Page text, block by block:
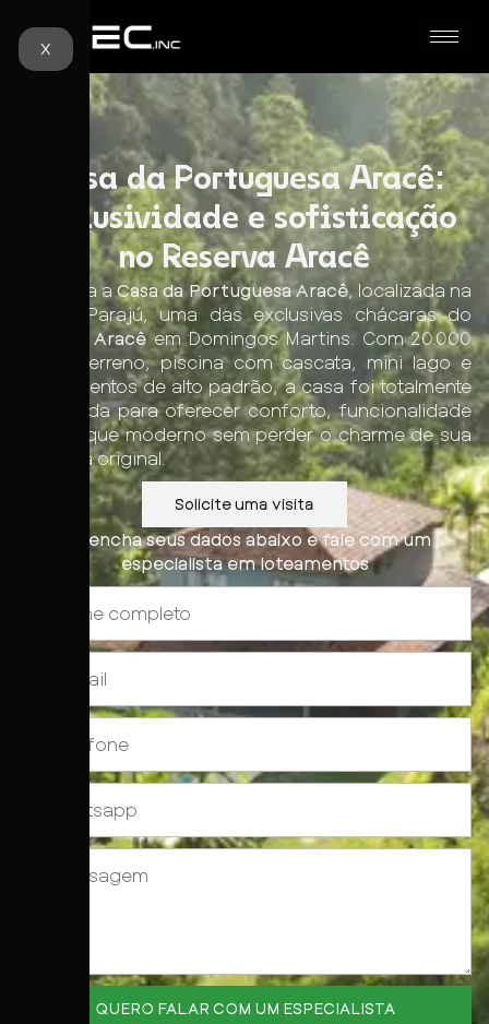
X
Casa da Portuguesa Aracê:
exclusividade e sofisticação
no Reserva Aracê
Conheça aCasa da Portuguesa Aracê, localizada na
Quinta Parajú, uma das exclusivas chácaras do
Reserva Aracêem Domingos Martins. Com 20.000
m² de terreno, piscina com cascata, mini lago e
acabamentos de alto padrão, a casa foi totalmente
reformada para oferecer conforto, funcionalidade
e um toque moderno sem perder o charme de sua
fachada original.
Solicite uma visita
Preencha seus dados abaixo e fale com um
especialista emloteamentos
QUERO FALAR COM UM ESPECIALISTA